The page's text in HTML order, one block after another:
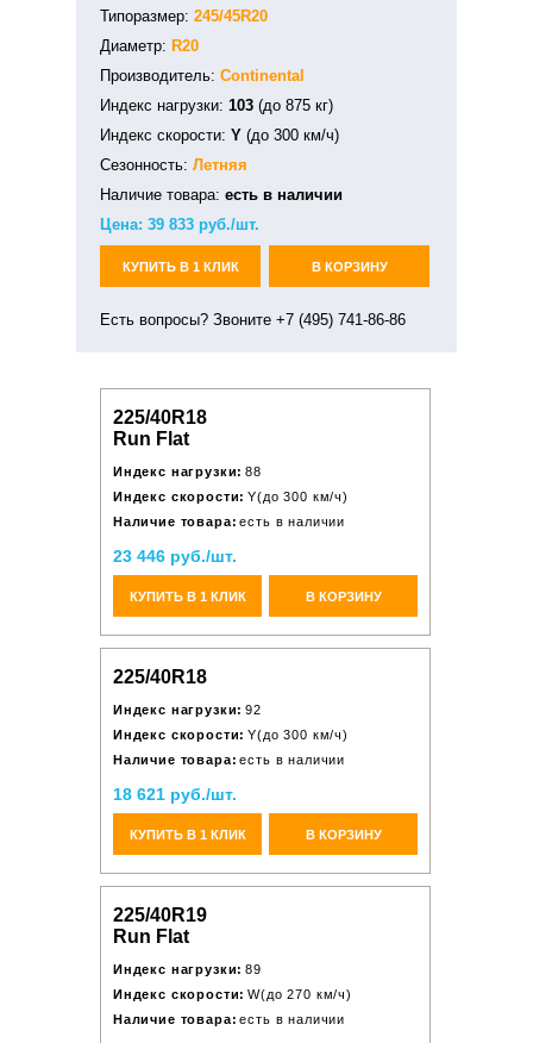
Типоразмер: 245/45R20
Диаметр: R20
Производитель: Continental
Индекс нагрузки: 103 (до 875 кг)
Индекс скорости: Y (до 300 км/ч)
Сезонность: Летняя
Наличие товара: есть в наличии
Цена: 39 833 руб./шт.
КУПИТЬ В 1 КЛИК В КОРЗИНУ
Есть вопросы? Звоните +7 (495) 741-86-86
225/40R18
Run Flat
Индекс нагрузки: 88
Индекс скорости: Y(до 300 км/ч)
Наличие товара: есть в наличии
23 446 руб./шт.
КУПИТЬ В 1 КЛИК В КОРЗИНУ
225/40R18
Индекс нагрузки: 92
Индекс скорости: Y(до 300 км/ч)
Наличие товара: есть в наличии
18 621 руб./шт.
КУПИТЬ В 1 КЛИК В КОРЗИНУ
225/40R19
Run Flat
Индекс нагрузки: 89
Индекс скорости: W(до 270 км/ч)
Наличие товара: есть в наличии